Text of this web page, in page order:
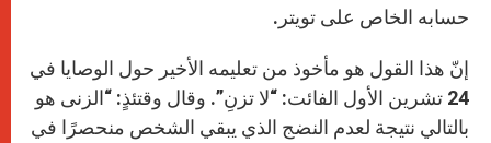
حسابه الخاص على تويتر.
إنّ هذا القول هو مأخوذ من تعليمه الأخير حول الوصايا في
24 تشرين الأول الفائت: “لا تزنِ”. وقال وقتئذٍ: “الزنى هو
بالتالي نتيجة لعدم النضج الذي يبقي الشخص منحصرًا في